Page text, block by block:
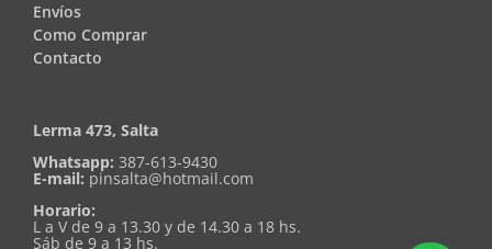
Envíos
Como Comprar
Contacto
Lerma 473, Salta
Whatsapp: 387-613-9430
E-mail: pinsalta@hotmail.com
Horario:
L a V de 9 a 13.30 y de 14.30 a 18 hs.
Sáb de 9 a 13 hs.